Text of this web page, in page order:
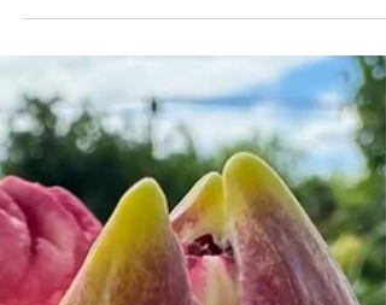
Чому лілейник не цвіте: 5
основних причин та їх
вирішення
Лілейник не цвіте — 5 найпоширеніших причин
конкретні рішення для кожної. Від глибини
посадки до дисбалансу живлення: як
діагностувати проблему і виправити її